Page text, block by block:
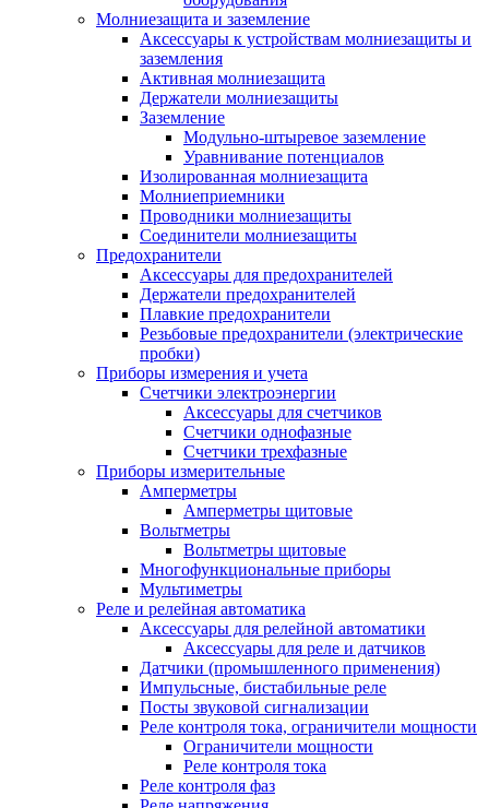
Молниезащита и заземление
Аксессуары к устройствам молниезащиты и
заземления
Активная молниезащита
Держатели молниезащиты
Заземление
Модульно-штыревое заземление
Уравнивание потенциалов
Изолированная молниезащита
Молниеприемники
Проводники молниезащиты
Соединители молниезащиты
Предохранители
Аксессуары для предохранителей
Держатели предохранителей
Плавкие предохранители
Резьбовые предохранители (электрические
пробки)
Приборы измерения и учета
Счетчики электроэнергии
Аксессуары для счетчиков
Счетчики однофазные
Счетчики трехфазные
Приборы измерительные
Амперметры
Амперметры щитовые
Вольтметры
Вольтметры щитовые
Многофункциональные приборы
Мультиметры
Реле и релейная автоматика
Аксессуары для релейной автоматики
Аксессуары для реле и датчиков
Датчики (промышленного применения)
Импульсные, бистабильные реле
Посты звуковой сигнализации
Реле контроля тока, ограничители мощности
Ограничители мощности
Реле контроля тока
Реле контроля фаз